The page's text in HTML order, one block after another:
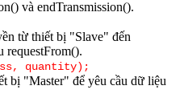
và endTransmission().
từ thiết bị "Slave" đến
requestFrom().
quantity);
bị "Master" để yêu cầu dữ liệu